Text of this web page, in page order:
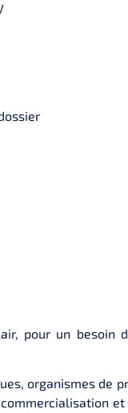
pour un besoin
organismes de